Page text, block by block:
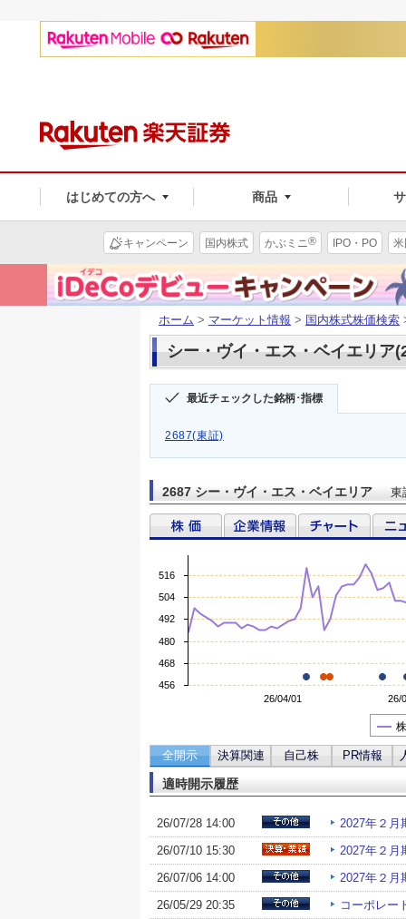
はじめての方へ 商品
キャンペーン 国内株式 かぶミニ® IPO・PO
ホーム > マーケット情報 > 国内株式株価検索
シー・ヴイ・エス・ベイエリア
最近チェックした銘柄･指標
2687(東証)
2687 シー・ヴイ・エス・ベイエリア 東